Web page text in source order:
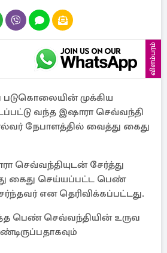
விளம்பரம்
முக்கிய
வந்த இஷாரா செவ்வந்தி
நேபாளத்தில் வைத்து கைது
செவ்வந்தியுடன் சேர்த்து
கைது செய்யப்பட்ட பெண்
என தெரிவிக்கப்பட்டது.
பெண் செவ்வந்தியின் உருவ